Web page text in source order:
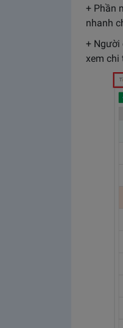
+ Phần
nhanh
+ Người
xem chi